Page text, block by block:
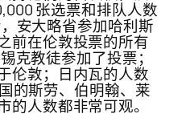
张选票和排队人数
安大略省参加哈利斯
前在伦敦投票的所有
克教徒参加了投票；
伦敦；日内瓦的人数
的斯劳、伯明翰、莱
的人数都非常可观。